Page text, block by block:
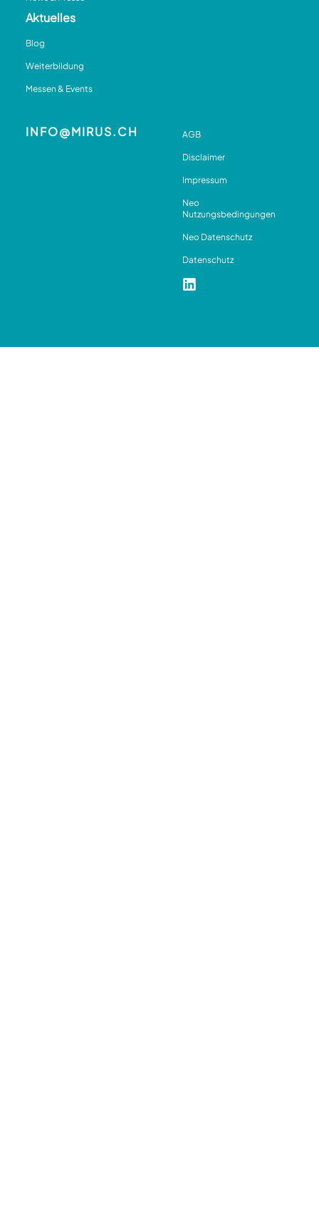
Aktuelles
Blog
Weiterbildung
Messen & Events
INFO@MIRUS.CH AGB
Disclaimer
Impressum
Neo
Nutzungsbedingungen
Neo Datenschutz
Datenschutz